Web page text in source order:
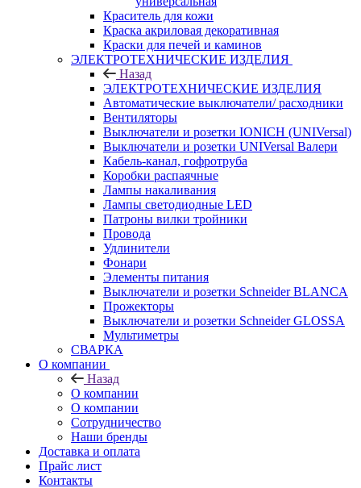
Краситель для кожи
Краска акриловая декоративная
Краски для печей и каминов
ЭЛЕКТРОТЕХНИЧЕСКИЕ ИЗДЕЛИЯ
Назад
ЭЛЕКТРОТЕХНИЧЕСКИЕ ИЗДЕЛИЯ
Автоматические выключатели/ расходники
Вентиляторы
Выключатели и розетки IONICH (UNIVersal)
Выключатели и розетки UNIVersal Валери
Кабель-канал, гофротруба
Коробки распаячные
Лампы накаливания
Лампы светодиодные LED
Патроны вилки тройники
Провода
Удлинители
Фонари
Элементы питания
Выключатели и розетки Schneider BLANCA
Прожекторы
Выключатели и розетки Schneider GLOSSA
Мультиметры
СВАРКА
О компании
Назад
О компании
О компании
Сотрудничество
Наши бренды
Доставка и оплата
Прайс лист
Контакты